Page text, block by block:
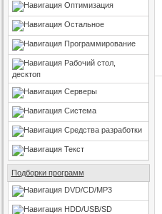
Оптимизация
Остальное
Программирование
Рабочий стол,
десктоп
Серверы
Система
Средства разработки
Текст
Подборки программ
DVD/CD/MP3
HDD/USB/SD